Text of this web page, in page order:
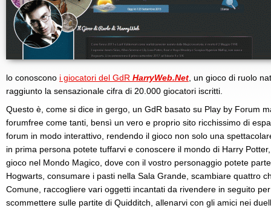
lo conoscono i giocatori del GdR HarryWeb.Net , un gioco di ruolo
raggiunto la sensazionale cifra di 20.000 giocatori iscritti.
Questo è, come si dice in gergo, un GdR basato su Play by Forum
forumfree come tanti, bensì un vero e proprio sito ricchissimo di
forum in modo interattivo, rendendo il gioco non solo una
in prima persona potete tuffarvi e conoscere il mondo di Harry
gioco nel Mondo Magico, dove con il vostro personaggio potete
Hogwarts, consumare i pasti nella Sala Grande, scambiare quattro
Comune, raccogliere vari oggetti incantati da rivendere in seguito
scommettere sulle partite di Quidditch, allenarvi con gli amici nei